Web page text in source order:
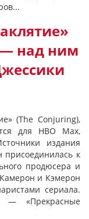
— над ним
(The Conjuring),
для HBO Max,
издания
к
продюсера и
и Кэмерон
сериала.
— «Прекрасные